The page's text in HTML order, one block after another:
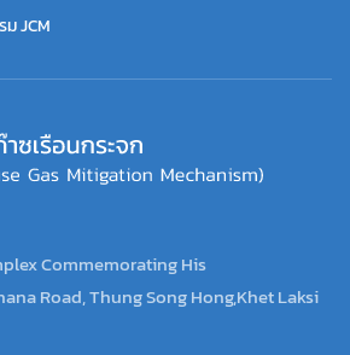
JCM
Commemorating His
Road, Thung Song Hong,Khet Laksi